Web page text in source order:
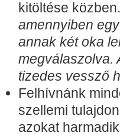
kitöltése
amennyiben
annak két oka
megválaszolva.
tizedes vessző
Felhívnánk
szellemi
azokat